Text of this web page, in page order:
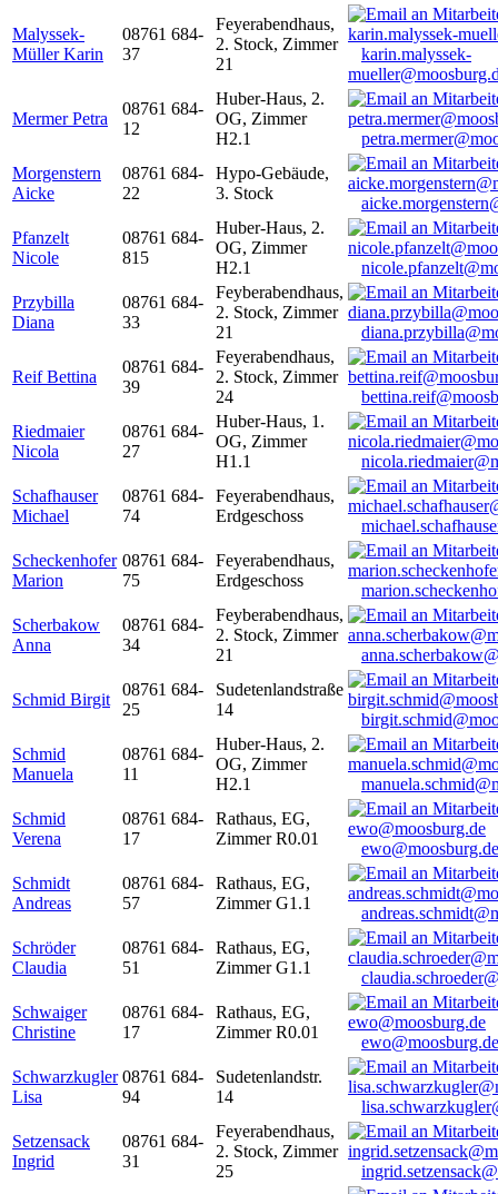
Malyssek-
Müller Karin
08761 684-
37
Feyerabendhaus,
2. Stock, Zimmer
21
karin.malyssek-
Mermer Petra
08761 684-
12
Huber-Haus, 2.
OG, Zimmer
H2.1
Morgenstern
Aicke
08761 684-
22
Hypo-Gebäude,
3. Stock
Pfanzelt
Nicole
08761 684-
815
Huber-Haus, 2.
OG, Zimmer
H2.1
Przybilla
Diana
08761 684-
33
Feyberabendhaus,
2. Stock, Zimmer
21
Reif Bettina
08761 684-
39
Feyerabendhaus,
2. Stock, Zimmer
24
Riedmaier
Nicola
08761 684-
27
Huber-Haus, 1.
OG, Zimmer
H1.1
Schafhauser
Michael
08761 684-
74
Feyerabendhaus,
Erdgeschoss
Scheckenhofer
Marion
08761 684-
75
Feyerabendhaus,
Erdgeschoss
Scherbakow
Anna
08761 684-
34
Feyberabendhaus,
2. Stock, Zimmer
21
Schmid Birgit
08761 684-
25
Sudetenlandstraße
14
Schmid
Manuela
08761 684-
11
Huber-Haus, 2.
OG, Zimmer
H2.1
Schmid
Verena
08761 684-
17
Rathaus, EG,
Zimmer R0.01
ewo@moosburg.de
Schmidt
Andreas
08761 684-
57
Rathaus, EG,
Zimmer G1.1
Schröder
Claudia
08761 684-
51
Rathaus, EG,
Zimmer G1.1
Schwaiger
Christine
08761 684-
17
Rathaus, EG,
Zimmer R0.01
ewo@moosburg.de
Schwarzkugler
Lisa
08761 684-
94
Sudetenlandstr.
14
Setzensack
Ingrid
08761 684-
31
Feyerabendhaus,
2. Stock, Zimmer
25